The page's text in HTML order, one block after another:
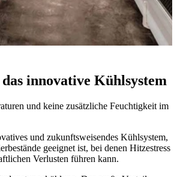
innovative Kühlsystem
und keine zusätzliche Feuchtigkeit im
und zukunftsweisendes Kühlsystem,
geeignet ist, bei denen Hitzestress
Verlusten führen kann.